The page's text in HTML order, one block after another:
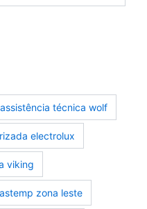
assistência técnica wolf
electrolux
viking
zona leste